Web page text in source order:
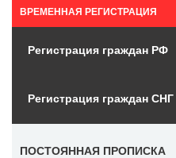
ВРЕМЕННАЯ РЕГИСТРАЦИЯ
Регистрация граждан РФ
Регистрация граждан СНГ
ПОСТОЯННАЯ ПРОПИСКА